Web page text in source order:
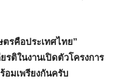
รคือประเทศไทย”
รติในงานเปิดตัวโครงการ
อมเพรียงกันครับ